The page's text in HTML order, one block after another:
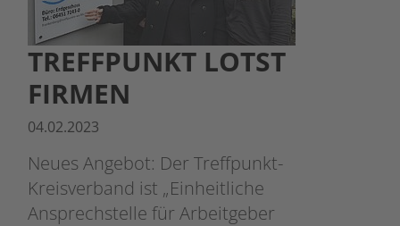
TREFFPUNKT LOTST
FIRMEN
04.02.2023
Neues Angebot: Der Treffpunkt-
Kreisverband ist „Einheitliche
Ansprechstelle für Arbeitgeber